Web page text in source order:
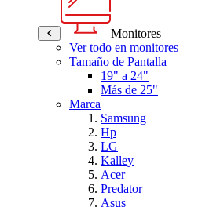
Monitores
Ver todo en monitores
Tamaño de Pantalla
19" a 24"
Más de 25"
Marca
Samsung
Hp
LG
Kalley
Acer
Predator
Asus